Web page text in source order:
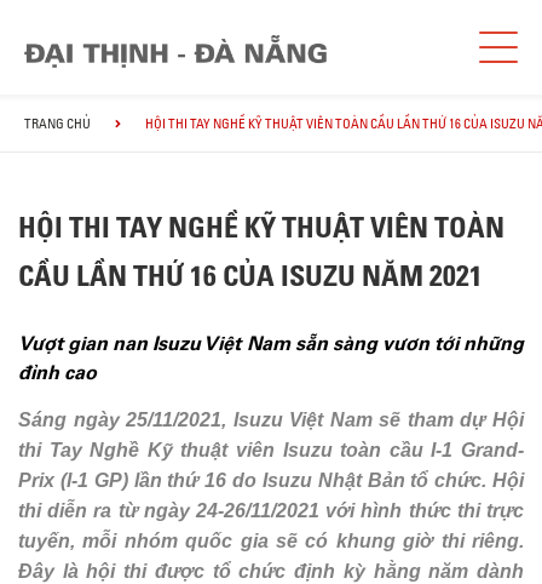
TRANG CHỦ HỘI THI TAY NGHỀ KỸ THUẬT VIÊN TOÀN CẦU LẦN THỨ 16 CỦA ISUZU
HỘI THI TAY NGHỀ KỸ THUẬT VIÊN TOÀN
CẦU LẦN THỨ 16 CỦA ISUZU NĂM 2021
Vượt gian nan Isuzu Việt Nam sẵn sàng vươn tới những
đỉnh cao
Sáng ngày 25/11/2021, Isuzu Việt Nam sẽ tham dự Hội
thi Tay Nghề Kỹ thuật viên Isuzu toàn cầu I-1 Grand-
Prix (I-1 GP) lần thứ 16 do Isuzu Nhật Bản tổ chức. Hội
thi diễn ra từ ngày 24-26/11/2021 với hình thức thi trực
tuyến, mỗi nhóm quốc gia sẽ có khung giờ thi riêng.
Đây là hội thi được tổ chức định kỳ hằng năm dành